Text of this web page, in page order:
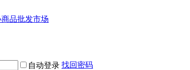
品批发市场
自动登录 找回密码